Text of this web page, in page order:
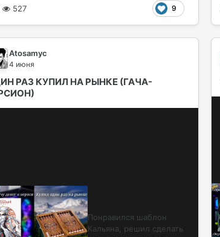
527 9
Atosamyc
4 июня
РАЗ КУПИЛ НА РЫНКЕ (ГАЧА-
Понравился шаблон
Кальяна, решил сделать